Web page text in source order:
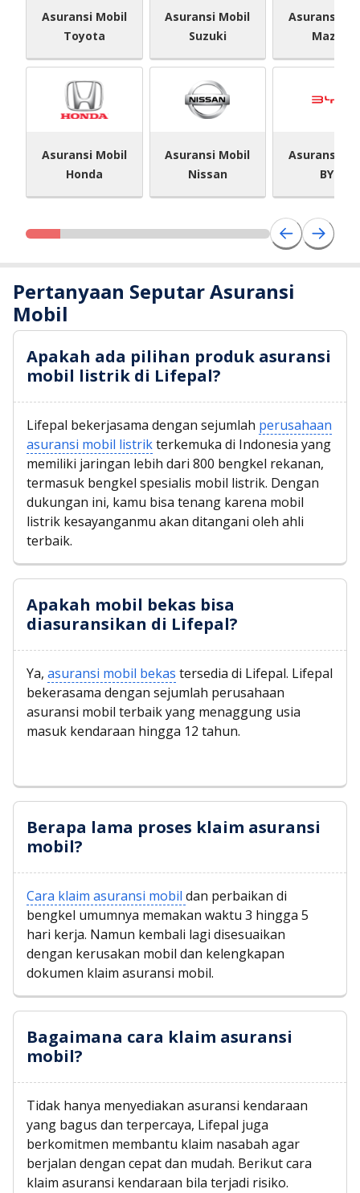
Asuransi Mobil
Toyota
Asuransi Mobil
Honda
Asuransi Mobil
Suzuki
Asuransi Mobil
Nissan
Asuransi
Mazda
Asuransi
BYD
Pertanyaan Seputar Asuransi
Mobil
Apakah ada pilihan produk asuransi
mobil listrik di Lifepal?
Lifepal bekerjasama dengan sejumlah perusahaan
asuransi mobil listrikterkemuka di Indonesia yang
memiliki jaringan lebih dari 800 bengkel rekanan,
termasuk bengkel spesialis mobil listrik. Dengan
dukungan ini, kamu bisa tenang karena mobil
listrik kesayanganmu akan ditangani oleh ahli
terbaik.
Apakah mobil bekas bisa
diasuransikan di Lifepal?
Ya, asuransi mobil bekas tersedia di Lifepal. Lifepal
bekerasama dengan sejumlah perusahaan
asuransi mobil terbaik yang menaggung usia
masuk kendaraan hingga 12 tahun.
Berapa lama proses klaim asuransi
mobil?
Cara klaim asuransi mobil dan perbaikan di
bengkel umumnya memakan waktu 3 hingga 5
hari kerja. Namun kembali lagi disesuaikan
dengan kerusakan mobil dan kelengkapan
dokumen klaim asuransi mobil.
Bagaimana cara klaim asuransi
mobil?
Tidak hanya menyediakan asuransi kendaraan
yang bagus dan terpercaya, Lifepal juga
berkomitmen membantu klaim nasabah agar
berjalan dengan cepat dan mudah. Berikut cara
klaim asuransi kendaraan bila terjadi risiko.